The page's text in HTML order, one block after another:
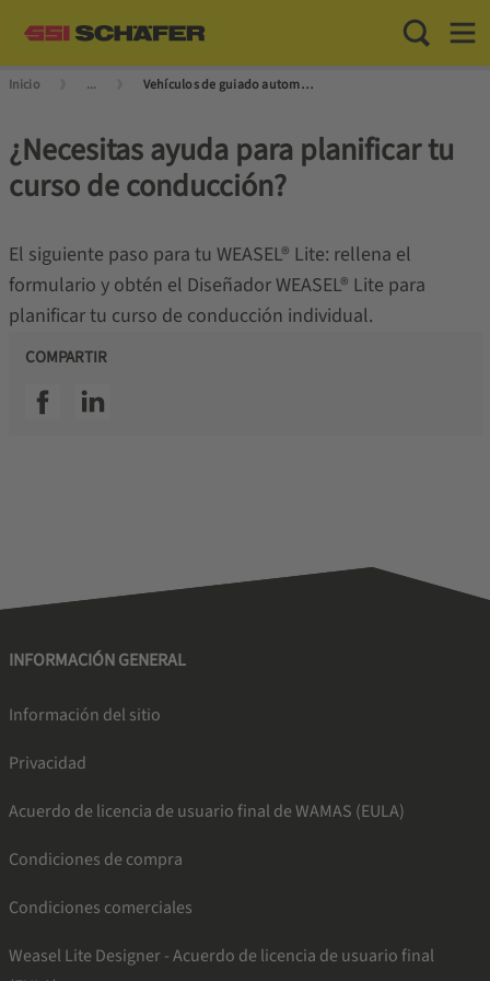
Toggle
Inicio ... Vehículos de guiado automático
¿Necesitas ayuda para planificar tu
curso de conducción?
El siguiente paso para tu WEASEL® Lite: rellena el
formulario y obtén el Diseñador WEASEL® Lite para
planificar tu curso de conducción individual.
COMPARTIR
SSI facebookSSI linkedin
INFORMACIÓN GENERAL
Información del sitio
Privacidad
Acuerdo de licencia de usuario final de WAMAS (EULA)
Condiciones de compra
Condiciones comerciales
Weasel Lite Designer - Acuerdo de licencia de usuario final